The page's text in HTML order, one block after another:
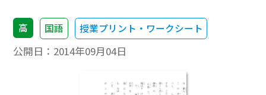
高 国語 授業プリント・ワークシート
公開日： 2014年09月04日